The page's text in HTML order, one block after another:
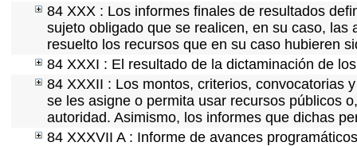
84 XXX : Los informes finales de resultados
sujeto obligado que se realicen, en su caso,
resuelto los recursos que en su caso hubieren
84 XXXI : El resultado de la dictaminación de
84 XXXII : Los montos, criterios, convocatorias
se les asigne o permita usar recursos públicos
autoridad. Asimismo, los informes que dichas
84 XXXVII A : Informe de avances